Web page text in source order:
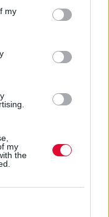
my
my
the
όλα αυτά που